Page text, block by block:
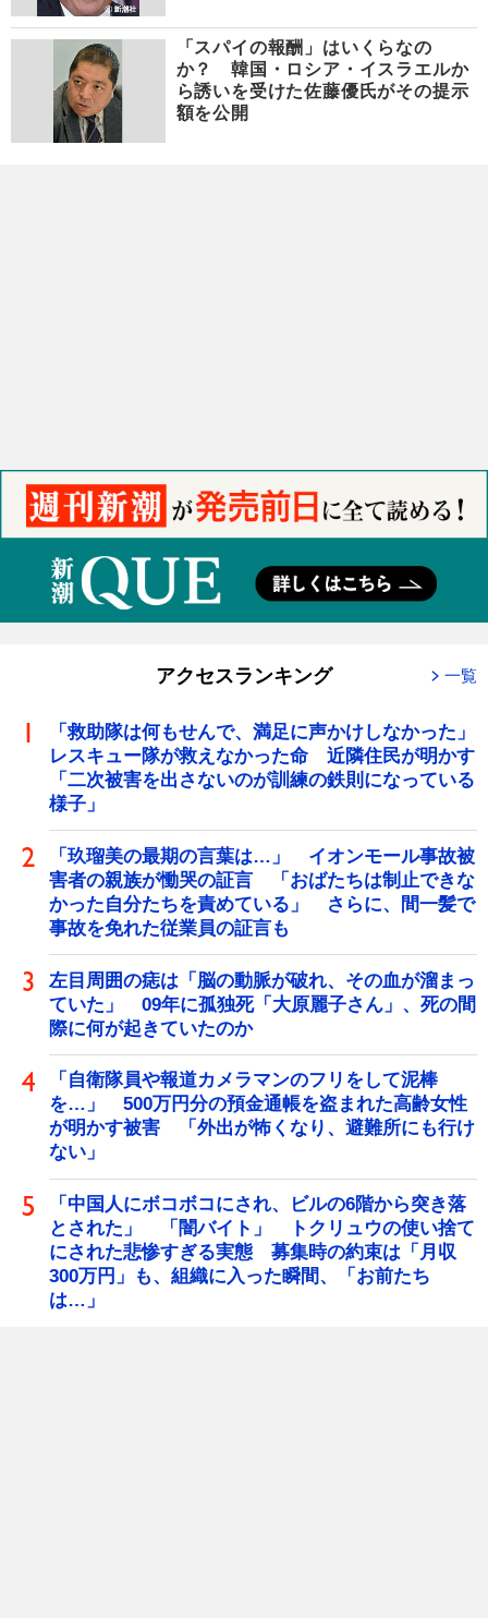
「スパイの報酬」はいくらなの
か？ 韓国・ロシア・イスラエルか
ら誘いを受けた佐藤優氏がその提示
額を公開
アクセスランキング 一覧
「救助隊は何もせんで、満足に声かけしなかった」
レスキュー隊が救えなかった命 近隣住民が明かす
「二次被害を出さないのが訓練の鉄則になっている
様子」
「玖瑠美の最期の言葉は…」 イオンモール事故被
害者の親族が慟哭の証言 「おばたちは制止できな
かった自分たちを責めている」 さらに、間一髪で
事故を免れた従業員の証言も
左目周囲の痣は「脳の動脈が破れ、その血が溜まっ
ていた」 09年に孤独死「大原麗子さん」、死の間
際に何が起きていたのか
「自衛隊員や報道カメラマンのフリをして泥棒
を…」 500万円分の預金通帳を盗まれた高齢女性
が明かす被害 「外出が怖くなり、避難所にも行け
ない」
「中国人にボコボコにされ、ビルの6階から突き落
とされた」 「闇バイト」 トクリュウの使い捨て
にされた悲惨すぎる実態 募集時の約束は「月収
300万円」も、組織に入った瞬間、「お前たち
は…」